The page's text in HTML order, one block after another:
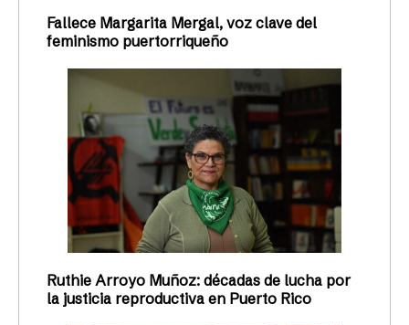
Fallece Margarita Mergal, voz clave del
feminismo puertorriqueño
Ruthie Arroyo Muñoz: décadas de lucha por
la justicia reproductiva en Puerto Rico